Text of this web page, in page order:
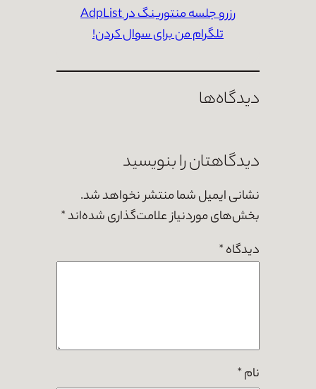
رزرو جلسه منتورینگ در AdpList
تلگرام من برای سوال کردن!‍
دیدگاه‌ها
دیدگاهتان را بنویسید
نشانی ایمیل شما منتشر نخواهد شد.
بخش‌های موردنیاز علامت‌گذاری شده‌اند*
دیدگاه*
نام*